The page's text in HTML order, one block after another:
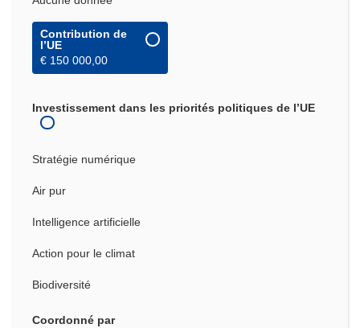
Contribution de
l’UE
€ 150 000,00
Investissement dans les priorités politiques de l’UE
Stratégie numérique
Air pur
Intelligence artificielle
Action pour le climat
Biodiversité
Coordonné par